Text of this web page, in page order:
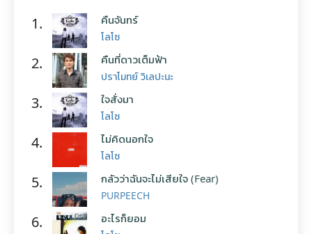
1. คืนจันทร์
โลโซ
2. คืนที่ดาวเต็มฟ้า
ปราโมทย์ วิเลปะนะ
3. ใจสั่งมา
โลโซ
4. ไม่คิดนอกใจ
โลโซ
5. กลัวว่าฉันจะไม่เสียใจ (Fear)
PURPEECH
6. อะไรก็ยอม